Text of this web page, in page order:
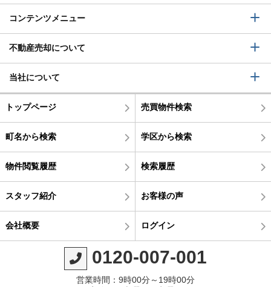
コンテンツメニュー
不動産売却について
当社について
トップページ 売買物件検索
町名から検索 学区から検索
物件閲覧履歴 検索履歴
スタッフ紹介 お客様の声
会社概要 ログイン
0120-007-001
営業時間：9時00分～19時00分